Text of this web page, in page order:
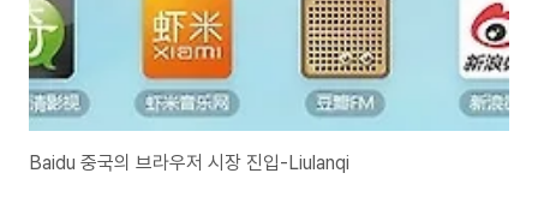
Baidu 중국의 브라우저 시장 진입-Liulanqi